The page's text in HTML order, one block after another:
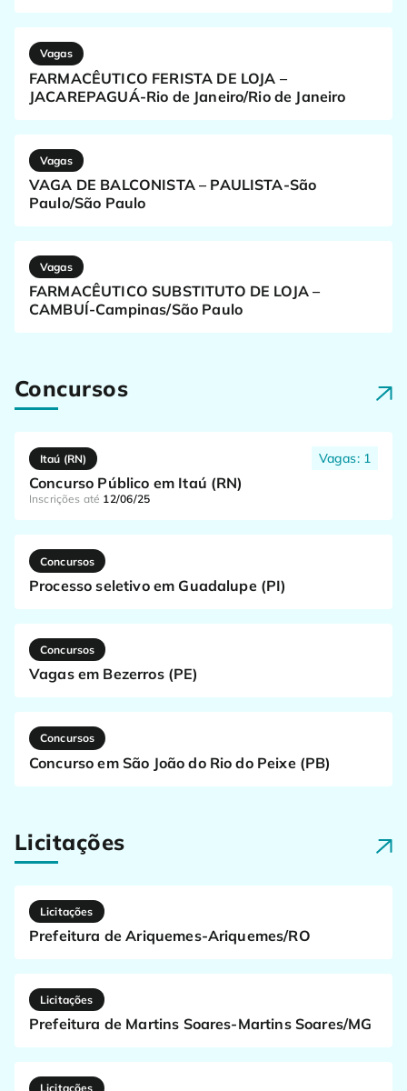
Vagas
FARMACÊUTICO FERISTA DE LOJA –
JACAREPAGUÁ-Rio de Janeiro/Rio de Janeiro
Vagas
VAGA DE BALCONISTA – PAULISTA-São
Paulo/São Paulo
Vagas
FARMACÊUTICO SUBSTITUTO DE LOJA –
CAMBUÍ-Campinas/São Paulo
Concursos
Itaú (RN) Vagas: 1
Concurso Público em Itaú (RN)
Inscrições até 12/06/25
Concursos
Processo seletivo em Guadalupe (PI)
Concursos
Vagas em Bezerros (PE)
Concursos
Concurso em São João do Rio do Peixe (PB)
Licitações
Licitações
Prefeitura de Ariquemes-Ariquemes/RO
Licitações
Prefeitura de Martins Soares-Martins Soares/MG
Licitações